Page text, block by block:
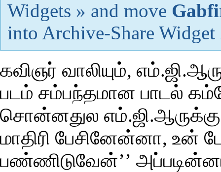
Widgets » and move
into Archive-Share Widget
கவிஞர் வாலியும்,
படம் சம்பந்தமான பாடல்
சொன்னதுல எம்.ஜி.ஆருக்கு
மாதிரி பேசினேன்னா, உன்
பண்ணிடுவேன்’’